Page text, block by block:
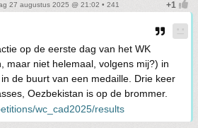
27 augustus 2025 @ 21:02 • 241
op de eerste dag van het WK
maar niet helemaal, volgens mij?) in
de buurt van een medaille. Drie keer
Oezbekistan is op de brommer.
wc_cad2025/results